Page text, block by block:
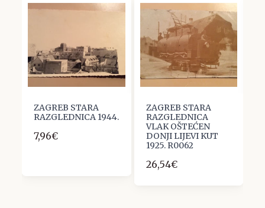
ZAGREB STARA
RAZGLEDNICA 1944.
7,96€
ZAGREB STARA
RAZGLEDNICA
VLAK OŠTEĆEN
DONJI LIJEVI KUT
1925. R0062
26,54€